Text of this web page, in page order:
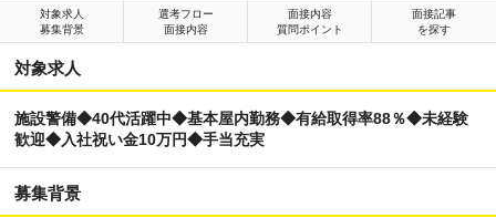
対象求人
募集背景
選考フロー
面接内容
面接内容
質問ポイント
面接記事
を探す
対象求人
施設警備◆40代活躍中◆基本屋内勤務◆有給取得率88％◆未経験
歓迎◆入社祝い金10万円◆手当充実
募集背景